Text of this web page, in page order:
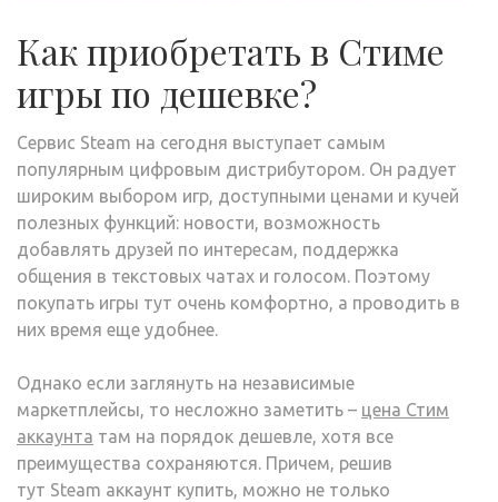
Как приобретать в Стиме
игры по дешевке?
Сервис Steam на сегодня выступает самым
популярным цифровым дистрибутором. Он радует
широким выбором игр, доступными ценами и кучей
полезных функций: новости, возможность
добавлять друзей по интересам, поддержка
общения в текстовых чатах и голосом. Поэтому
покупать игры тут очень комфортно, а проводить в
них время еще удобнее.
Однако если заглянуть на независимые
маркетплейсы, то несложно заметить – цена Стим
аккаунта там на порядок дешевле, хотя все
преимущества сохраняются. Причем, решив
тут Steam аккаунт купить, можно не только